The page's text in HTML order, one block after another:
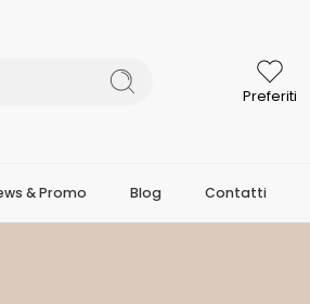
Preferiti
& Promo Blog Contatti